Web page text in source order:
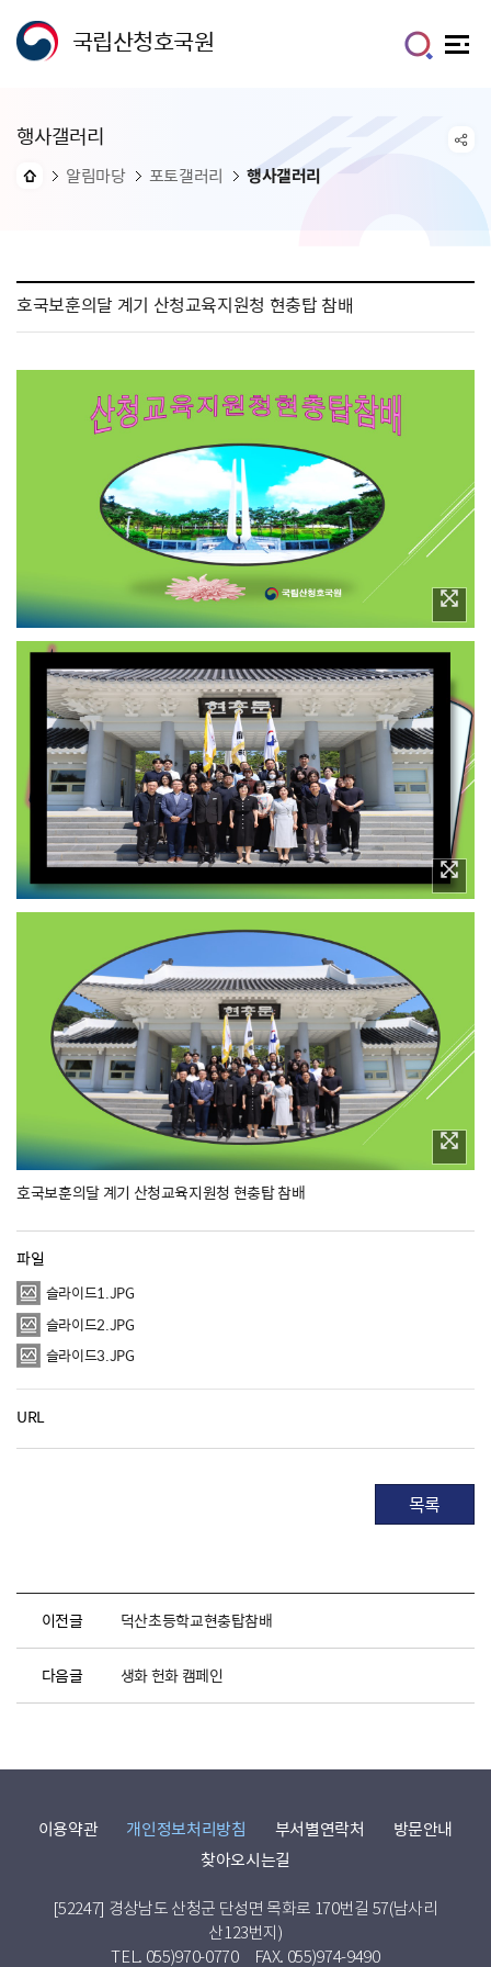
국립산청호국원
행사갤러리
알림마당 포토갤러리 행사갤러리
호국보훈의달 계기 산청교육지원청 현충탑 참배
호국보훈의달 계기 산청교육지원청 현충탑 참배
파일
슬라이드1.JPG
슬라이드2.JPG
슬라이드3.JPG
URL
목록
이전글 덕산초등학교현충탑참배
다음글 생화 헌화 캠페인
이용약관 개인정보처리방침 부서별연락처
방문안내
찾아오시는길
[52247] 경상남도 산청군 단성면 목화로 170번길 57(남사리
산123번지)
TEL. 055)970-0770
FAX. 055)974-9490